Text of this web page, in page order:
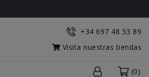
+34 697 48 53 89
Visita nuestras tiendas
(0)